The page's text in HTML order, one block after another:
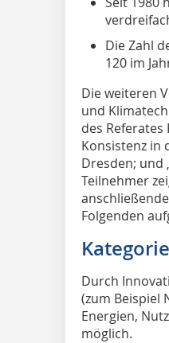
Die Zahl
120 im
Die weiteren
und
des
Konsistenz in
Dresden; und
Teilnehmer
Folgenden
Durch
(zum Beispiel
Energien,
möglich.